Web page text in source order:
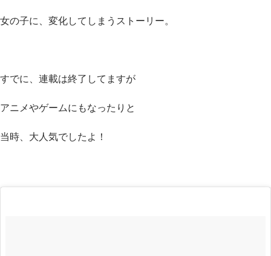
女の子に、変化してしまうストーリー。
すでに、連載は終了してますが
アニメやゲームにもなったりと
当時、大人気でしたよ！